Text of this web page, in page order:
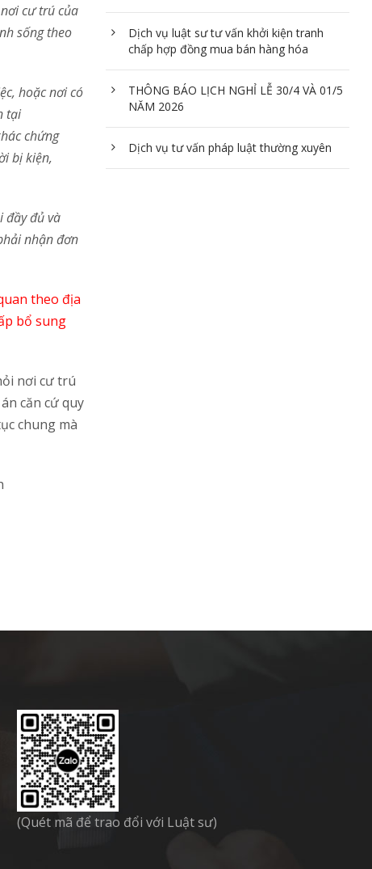
cư trú của
sống theo
hoặc nơi có
tại
chứng
bị kiện,
đầy đủ và
nhận đơn
theo địa
bổ sung
nơi cư trú
căn cứ quy
chung mà
Dịch vụ luật sư tư vấn khởi kiện tranh
chấp hợp đồng mua bán hàng hóa
THÔNG BÁO LỊCH NGHỈ LỄ 30/4 VÀ 01/5
NĂM 2026
Dịch vụ tư vấn pháp luật thường xuyên
(Quét mã để trao đổi với Luật sư)